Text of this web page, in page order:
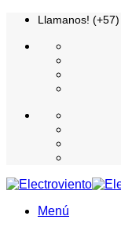
Saltar
contenido
Llamanos!
Menú